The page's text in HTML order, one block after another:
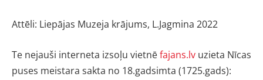
Attēli: Liepājas Muzeja krājums, L.Jagmina 2022
Te nejauši interneta izsoļu vietnēfajans.lv uzieta Nīcas
puses meistara sakta no 18.gadsimta (1725.gads):